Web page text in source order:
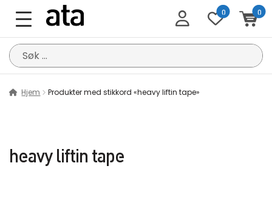
0 0
Søk
etter:
Hjem Produkter med stikkord «heavy liftin tape»
heavy liftin tape